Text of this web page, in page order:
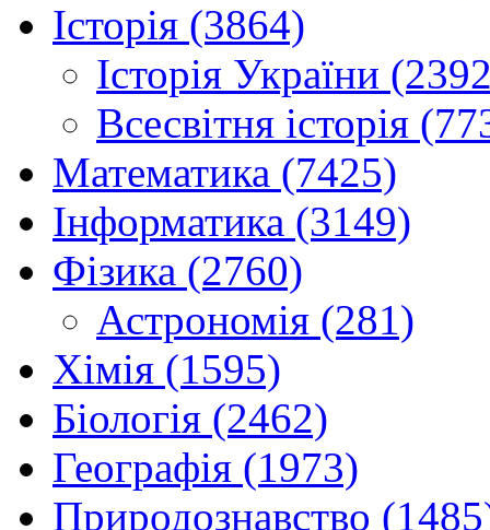
Історія (3864)
Історія України
Всесвітня історія
Математика (7425)
Інформатика (3149)
Фізика (2760)
Астрономія (281)
Хімія (1595)
Біологія (2462)
Географія (1973)
Природознавство